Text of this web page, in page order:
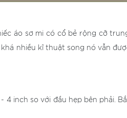
áo sơ mi có cổ bẻ rộng cỡ
khá nhiều kĩ thuật song nó vẫn
4 inch so với đầu hẹp bên phải.